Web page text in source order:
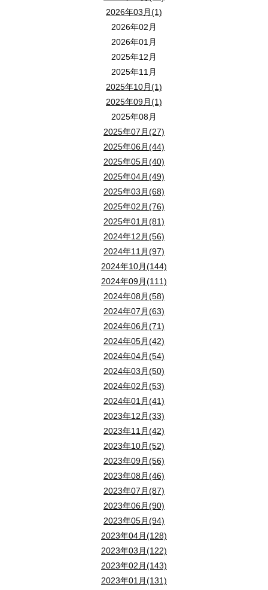
2026年03月(1)
2026年02月
2026年01月
2025年12月
2025年11月
2025年10月(1)
2025年09月(1)
2025年08月
2025年07月(27)
2025年06月(44)
2025年05月(40)
2025年04月(49)
2025年03月(68)
2025年02月(76)
2025年01月(81)
2024年12月(56)
2024年11月(97)
2024年10月(144)
2024年09月(111)
2024年08月(58)
2024年07月(63)
2024年06月(71)
2024年05月(42)
2024年04月(54)
2024年03月(50)
2024年02月(53)
2024年01月(41)
2023年12月(33)
2023年11月(42)
2023年10月(52)
2023年09月(56)
2023年08月(46)
2023年07月(87)
2023年06月(90)
2023年05月(94)
2023年04月(128)
2023年03月(122)
2023年02月(143)
2023年01月(131)